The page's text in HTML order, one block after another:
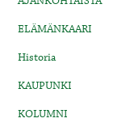
ELÄMÄNKAARI
Historia
KAUPUNKI
KOLUMNI